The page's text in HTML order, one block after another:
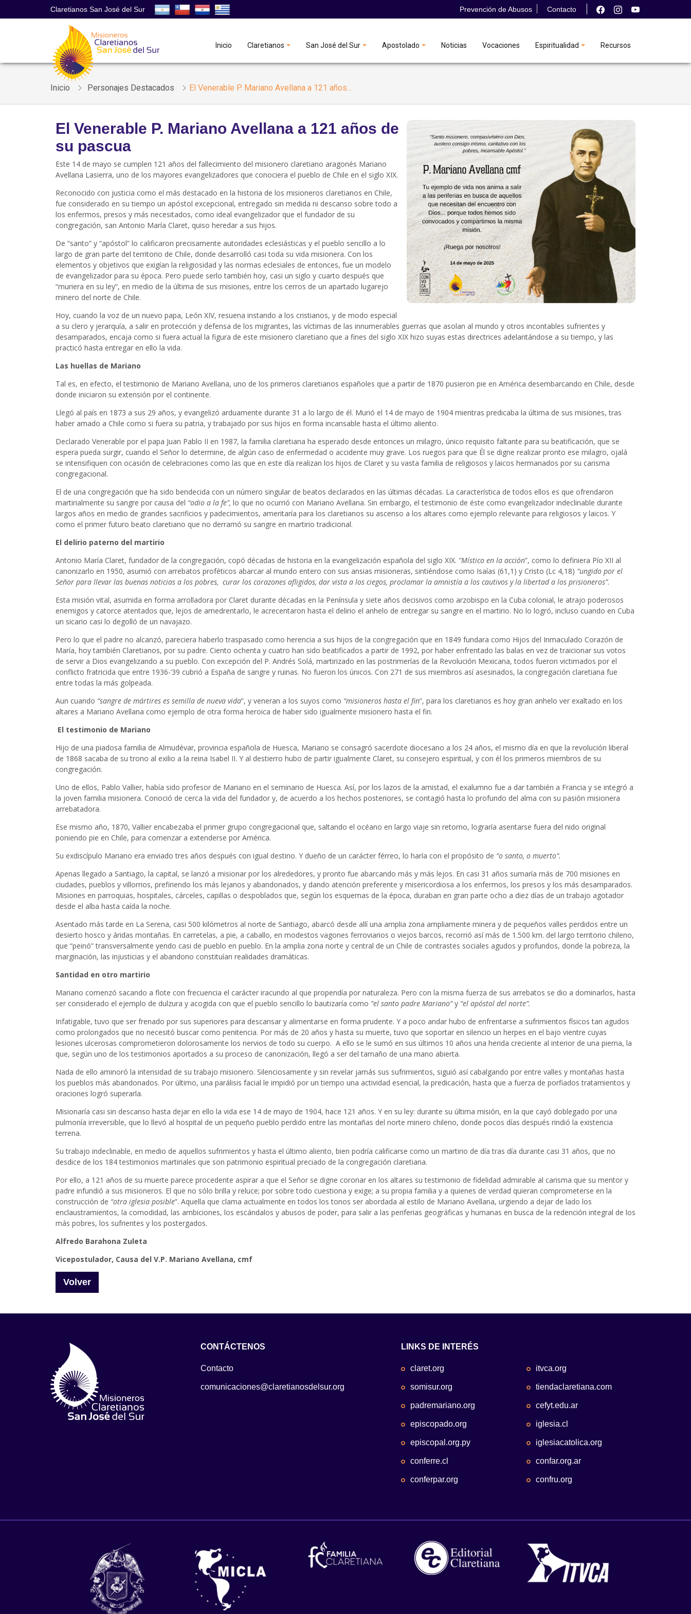
Claretianos San José del Sur Prevención de Abusos Contacto
Inicio Claretianos San José del Sur Apostolado Noticias Vocaciones Espiritualidad Recursos
Inicio Personajes Destacados El Venerable P. Mariano Avellana a 121 años...
El Venerable P. Mariano Avellana a 121 años de
su pascua
Este 14 de mayo se cumplen 121 años del fallecimiento del misionero claretiano aragonés Mariano
Avellana Lasierra, uno de los mayores evangelizadores que conociera el pueblo de Chile en el siglo XIX.
Reconocido con justicia como el más destacado en la historia de los misioneros claretianos en Chile,
fue considerado en su tiempo un apóstol excepcional, entregado sin medida ni descanso sobre todo a
los enfermos, presos y más necesitados, como ideal evangelizador que el fundador de su
congregación, san Antonio María Claret, quiso heredar a sus hijos.
De “santo” y “apóstol” lo calificaron precisamente autoridades eclesiásticas y el pueblo sencillo a lo
largo de gran parte del territorio de Chile, donde desarrolló casi toda su vida misionera. Con los
elementos y objetivos que exigían la religiosidad y las normas eclesiales de entonces, fue un modelo
de evangelizador para su época. Pero puede serlo también hoy, casi un siglo y cuarto después que
“muriera en su ley”, en medio de la última de sus misiones, entre los cerros de un apartado lugarejo
minero del norte de Chile.
Hoy, cuando la voz de un nuevo papa, León XIV, resuena instando a los cristianos, y de modo especial
a su clero y jerarquía, a salir en protección y defensa de los migrantes, las víctimas de las innumerables guerras que asolan al mundo y otros incontables sufrientes y
desamparados, encaja como si fuera actual la figura de este misionero claretiano que a fines del siglo XIX hizo suyas estas directrices adelantándose a su tiempo, y las
practicó hasta entregar en ello la vida.
Las huellas de Mariano
Tal es, en efecto, el testimonio de Mariano Avellana, uno de los primeros claretianos españoles que a partir de 1870 pusieron pie en América desembarcando en Chile, desde
donde iniciaron su extensión por el continente.
Llegó al país en 1873 a sus 29 años, y evangelizó arduamente durante 31 a lo largo de él. Murió el 14 de mayo de 1904 mientras predicaba la última de sus misiones, tras
haber amado a Chile como si fuera su patria, y trabajado por sus hijos en forma incansable hasta el último aliento.
Declarado Venerable por el papa Juan Pablo II en 1987, la familia claretiana ha esperado desde entonces un milagro, único requisito faltante para su beatificación, que se
espera pueda surgir, cuando el Señor lo determine, de algún caso de enfermedad o accidente muy grave. Los ruegos para que Él se digne realizar pronto ese milagro, ojalá
se intensifiquen con ocasión de celebraciones como las que en este día realizan los hijos de Claret y su vasta familia de religiosos y laicos hermanados por su carisma
congregacional.
El de una congregación que ha sido bendecida con un número singular de beatos declarados en las últimas décadas. La característica de todos ellos es que ofrendaron
martirialmente su sangre por causa del “odio a la fe”, lo que no ocurrió con Mariano Avellana. Sin embargo, el testimonio de éste como evangelizador indeclinable durante
largos años en medio de grandes sacrificios y padecimientos, ameritaría para los claretianos su ascenso a los altares como ejemplo relevante para religiosos y laicos. Y
como el primer futuro beato claretiano que no derramó su sangre en martirio tradicional.
El delirio paterno del martirio
Antonio María Claret, fundador de la congregación, copó décadas de historia en la evangelización española del siglo XIX. ”Místico en la acción”, como lo definiera Pío XII al
canonizarlo en 1950, asumió con arrebatos proféticos abarcar al mundo entero con sus ansias misioneras, sintiéndose como Isaías (61,1) y Cristo (Lc 4,18) “ungido por el
Señor para llevar las buenas noticias a los pobres, curar los corazones afligidos, dar vista a los ciegos, proclamar la amnistía a los cautivos y la libertad a los prisioneros”.
Esta misión vital, asumida en forma arrolladora por Claret durante décadas en la Península y siete años decisivos como arzobispo en la Cuba colonial, le atrajo poderosos
enemigos y catorce atentados que, lejos de amedrentarlo, le acrecentaron hasta el delirio el anhelo de entregar su sangre en el martirio. No lo logró, incluso cuando en Cuba
un sicario casi lo degolló de un navajazo.
Pero lo que el padre no alcanzó, pareciera haberlo traspasado como herencia a sus hijos de la congregación que en 1849 fundara como Hijos del Inmaculado Corazón de
María, hoy también Claretianos, por su padre. Ciento ochenta y cuatro han sido beatificados a partir de 1992, por haber enfrentado las balas en vez de traicionar sus votos
de servir a Dios evangelizando a su pueblo. Con excepción del P. Andrés Solá, martirizado en las postrimerías de la Revolución Mexicana, todos fueron victimados por el
conflicto fratricida que entre 1936-’39 cubrió a España de sangre y ruinas. No fueron los únicos. Con 271 de sus miembros así asesinados, la congregación claretiana fue
entre todas la más golpeada.
Aun cuando “sangre de mártires es semilla de nueva vida”, y veneran a los suyos como “misioneros hasta el fin”, para los claretianos es hoy gran anhelo ver exaltado en los
altares a Mariano Avellana como ejemplo de otra forma heroica de haber sido igualmente misionero hasta el fin.
El testimonio de Mariano
Hijo de una piadosa familia de Almudévar, provincia española de Huesca, Mariano se consagró sacerdote diocesano a los 24 años, el mismo día en que la revolución liberal
de 1868 sacaba de su trono al exilio a la reina Isabel II. Y al destierro hubo de partir igualmente Claret, su consejero espiritual, y con él los primeros miembros de su
congregación.
Uno de ellos, Pablo Vallier, había sido profesor de Mariano en el seminario de Huesca. Así, por los lazos de la amistad, el exalumno fue a dar también a Francia y se integró a
la joven familia misionera. Conoció de cerca la vida del fundador y, de acuerdo a los hechos posteriores, se contagió hasta lo profundo del alma con su pasión misionera
arrebatadora.
Ese mismo año, 1870, Vallier encabezaba el primer grupo congregacional que, saltando el océano en largo viaje sin retorno, lograría asentarse fuera del nido original
poniendo pie en Chile, para comenzar a extenderse por América.
Su exdiscípulo Mariano era enviado tres años después con igual destino. Y dueño de un carácter férreo, lo haría con el propósito de “o santo, o muerto”.
Apenas llegado a Santiago, la capital, se lanzó a misionar por los alrededores, y pronto fue abarcando más y más lejos. En casi 31 años sumaría más de 700 misiones en
ciudades, pueblos y villorrios, prefiriendo los más lejanos y abandonados, y dando atención preferente y misericordiosa a los enfermos, los presos y los más desamparados.
Misiones en parroquias, hospitales, cárceles, capillas o despoblados que, según los esquemas de la época, duraban en gran parte ocho a diez días de un trabajo agotador
desde el alba hasta caída la noche.
Asentado más tarde en La Serena, casi 500 kilómetros al norte de Santiago, abarcó desde allí una amplia zona ampliamente minera y de pequeños valles perdidos entre un
desierto hosco y áridas montañas. En carretelas, a pie, a caballo, en modestos vagones ferroviarios o viejos barcos, recorrió así más de 1.500 km. del largo territorio chileno,
que “peinó” transversalmente yendo casi de pueblo en pueblo. En la amplia zona norte y central de un Chile de contrastes sociales agudos y profundos, donde la pobreza, la
marginación, las injusticias y el abandono constituían realidades dramáticas.
Santidad en otro martirio
Mariano comenzó sacando a flote con frecuencia el carácter iracundo al que propendía por naturaleza. Pero con la misma fuerza de sus arrebatos se dio a dominarlos, hasta
ser considerado el ejemplo de dulzura y acogida con que el pueblo sencillo lo bautizaría como “el santo padre Mariano”y “el apóstol del norte”.
Infatigable, tuvo que ser frenado por sus superiores para descansar y alimentarse en forma prudente. Y a poco andar hubo de enfrentarse a sufrimientos físicos tan agudos
como prolongados que no necesitó buscar como penitencia. Por más de 20 años y hasta su muerte, tuvo que soportar en silencio un herpes en el bajo vientre cuyas
lesiones ulcerosas comprometieron dolorosamente los nervios de todo su cuerpo. A ello se le sumó en sus últimos 10 años una herida creciente al interior de una pierna, la
que, según uno de los testimonios aportados a su proceso de canonización, llegó a ser del tamaño de una mano abierta.
Nada de ello aminoró la intensidad de su trabajo misionero. Silenciosamente y sin revelar jamás sus sufrimientos, siguió así cabalgando por entre valles y montañas hasta
los pueblos más abandonados. Por último, una parálisis facial le impidió por un tiempo una actividad esencial, la predicación, hasta que a fuerza de porfiados tratamientos y
oraciones logró superarla.
Misionaría casi sin descanso hasta dejar en ello la vida ese 14 de mayo de 1904, hace 121 años. Y en su ley: durante su última misión, en la que cayó doblegado por una
pulmonía irreversible, que lo llevó al hospital de un pequeño pueblo perdido entre las montañas del norte minero chileno, donde pocos días después rindió la existencia
terrena.
Su trabajo indeclinable, en medio de aquellos sufrimientos y hasta el último aliento, bien podría calificarse como un martirio de día tras día durante casi 31 años, que no
desdice de los 184 testimonios martiriales que son patrimonio espiritual preciado de la congregación claretiana.
Por ello, a 121 años de su muerte parece procedente aspirar a que el Señor se digne coronar en los altares su testimonio de fidelidad admirable al carisma que su mentor y
padre infundió a sus misioneros. El que no sólo brilla y reluce; por sobre todo cuestiona y exige; a su propia familia y a quienes de verdad quieran comprometerse en la
construcción de “otra iglesia posible”. Aquella que clama actualmente en todos los tonos ser abordada al estilo de Mariano Avellana, urgiendo a dejar de lado los
enclaustramientos, la comodidad, las ambiciones, los escándalos y abusos de poder, para salir a las periferias geográficas y humanas en busca de la redención integral de los
más pobres, los sufrientes y los postergados.
Alfredo Barahona Zuleta
Vicepostulador, Causa del V.P. Mariano Avellana, cmf
Volver
CONTÁCTENOS
Contacto
comunicaciones@claretianosdelsur.org
LINKS DE INTERÉS
claret.org itvca.org
somisur.org tiendaclaretiana.com
padremariano.org cefyt.edu.ar
episcopado.org iglesia.cl
episcopal.org.py iglesiacatolica.org
conferre.cl confar.org.ar
conferpar.org confru.org